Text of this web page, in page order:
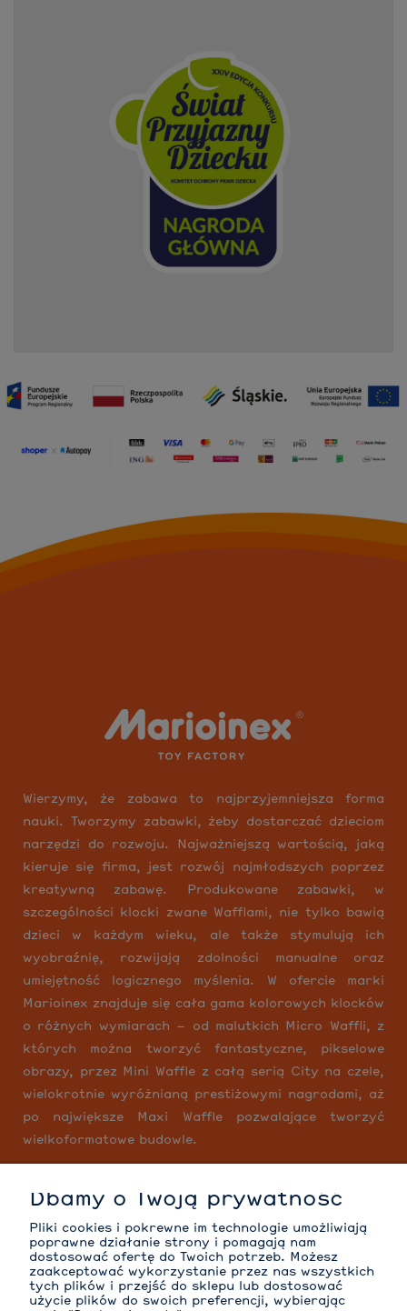
Wierzymy, że zabawa to najprzyjemniejsza forma
nauki. Tworzymy zabawki, żeby dostarczać dzieciom
narzędzi do rozwoju. Najważniejszą wartością, jaką
kieruje się firma, jest rozwój najmłodszych poprzez
kreatywną zabawę. Produkowane zabawki, w
szczególności klocki zwane Wafflami, nie tylko bawią
dzieci w każdym wieku, ale także stymulują ich
wyobraźnię, rozwijają zdolności manualne oraz
umiejętność logicznego myślenia. W ofercie marki
Marioinex znajduje się cała gama kolorowych klocków
o różnych wymiarach – od malutkich Micro Waffli, z
których można tworzyć fantastyczne, pikselowe
obrazy, przez Mini Waffle z całą serią City na czele,
wielokrotnie wyróżnianą prestiżowymi nagrodami, aż
po największe Maxi Waffle pozwalające tworzyć
wielkoformatowe budowle.
MOJE KONTO
INFORMACJE
Dbamy o Twoją prywatność
Pliki cookies i pokrewne im technologie umożliwiają
poprawne działanie strony i pomagają nam
dostosować ofertę do Twoich potrzeb. Możesz
zaakceptować wykorzystanie przez nas wszystkich
tych plików i przejść do sklepu lub dostosować
użycie plików do swoich preferencji, wybierając